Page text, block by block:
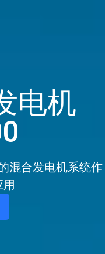
电机
混合发电机系统作
用